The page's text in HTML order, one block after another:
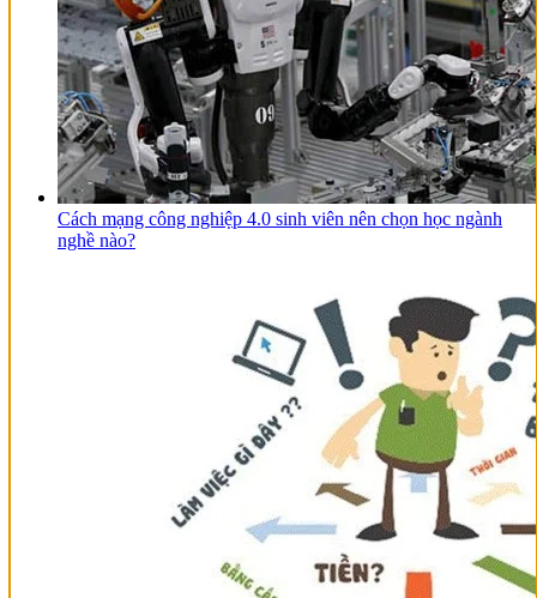
Cách mạng công nghiệp 4.0 sinh viên nên chọn học ngành
nghề nào?